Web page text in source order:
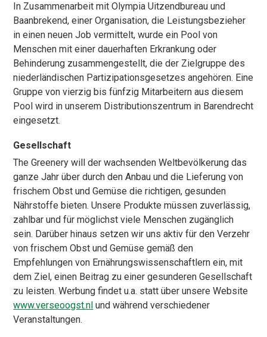
In Zusammenarbeit mit Olympia Uitzendbureau und
Baanbrekend, einer Organisation, die Leistungsbezieher
in einen neuen Job vermittelt, wurde ein Pool von
Menschen mit einer dauerhaften Erkrankung oder
Behinderung zusammengestellt, die der Zielgruppe des
niederländischen Partizipationsgesetzes angehören. Eine
Gruppe von vierzig bis fünfzig Mitarbeitern aus diesem
Pool wird in unserem Distributionszentrum in Barendrecht
eingesetzt.
Gesellschaft
The Greenery will der wachsenden Weltbevölkerung das
ganze Jahr über durch den Anbau und die Lieferung von
frischem Obst und Gemüse die richtigen, gesunden
Nährstoffe bieten. Unsere Produkte müssen zuverlässig,
zahlbar und für möglichst viele Menschen zugänglich
sein. Darüber hinaus setzen wir uns aktiv für den Verzehr
von frischem Obst und Gemüse gemäß den
Empfehlungen von Ernährungswissenschaftlern ein, mit
dem Ziel, einen Beitrag zu einer gesunderen Gesellschaft
zu leisten. Werbung findet u.a. statt über unsere Website
www.verseoogst.nl und während verschiedener
Veranstaltungen.